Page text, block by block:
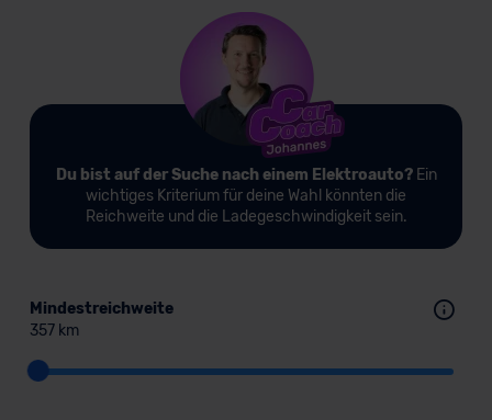
Mindestreichweite
357 km
Du bist auf der Suche nach einem Elektroauto?Ein
wichtiges Kriterium für deine Wahl könnten die
Reichweite und die Ladegeschwindigkeit sein.